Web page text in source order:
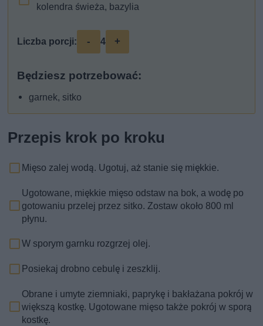
kolendra świeża, bazylia
Liczba porcji: - 4 +
Będziesz potrzebować:
garnek, sitko
Przepis krok po kroku
Mięso zalej wodą. Ugotuj, aż stanie się miękkie.
Ugotowane, miękkie mięso odstaw na bok, a wodę po
gotowaniu przelej przez sitko. Zostaw około 800 ml
płynu.
W sporym garnku rozgrzej olej.
Posiekaj drobno cebulę i zeszklij.
Obrane i umyte ziemniaki, paprykę i bakłażana pokrój w
większą kostkę. Ugotowane mięso także pokrój w sporą
kostkę.